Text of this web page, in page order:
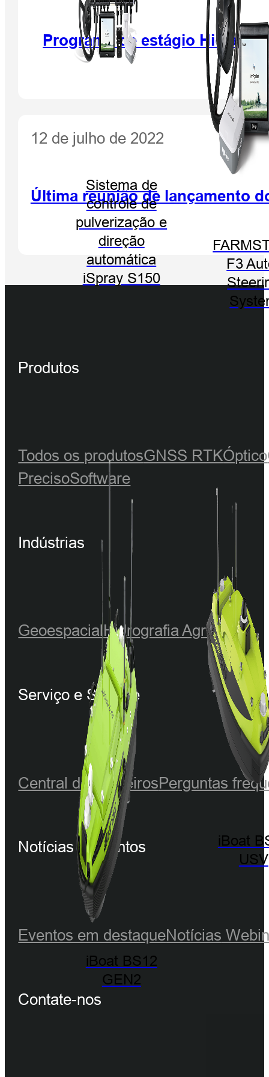
Sistema de
controle de
pulverização e
direção
automática
iSpray S150
F3
iBoat BS12
GEN2
iBoat
USV
Programa de estágio Hi-
12 de julho de 2022
Última reunião de lançamento
Produtos
Todos os produtosGNSS RTKÓptico
PrecisoSoftware
Indústrias
GeoespacialHidrografiaAgricultura
Serviço e Suporte
Central de ParceirosPerguntas
Notícias e Eventos
Eventos em destaqueNotícias
Contate-nos